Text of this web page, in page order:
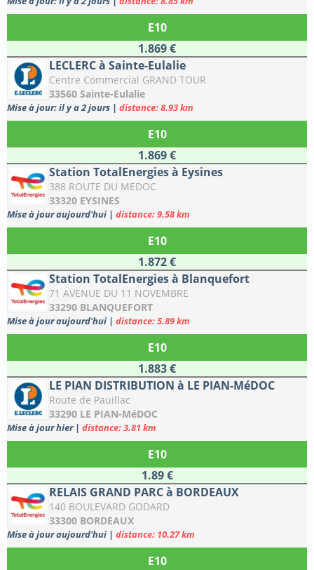
E10
1.869 €
LECLERC à Sainte-Eulalie
Centre Commercial GRAND TOUR
33560 Sainte-Eulalie
Mise à jour: il y a 2 jours | distance: 8.93 km
E10
1.869 €
Station TotalEnergies à Eysines
388 ROUTE DU MEDOC
33320 EYSINES
Mise à jour aujourd'hui | distance: 9.58 km
E10
1.872 €
Station TotalEnergies à Blanquefort
71 AVENUE DU 11 NOVEMBRE
33290 BLANQUEFORT
Mise à jour aujourd'hui | distance: 5.89 km
E10
1.883 €
LE PIAN DISTRIBUTION à LE PIAN-MéDOC
Route de Pauillac
33290 LE PIAN-MéDOC
Mise à jour hier | distance: 3.81 km
E10
1.89 €
RELAIS GRAND PARC à BORDEAUX
140 BOULEVARD GODARD
33300 BORDEAUX
Mise à jour aujourd'hui | distance: 10.27 km
E10